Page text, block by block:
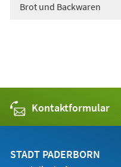
Brot und Backwaren
Kontaktformular
STADT PADERBORN